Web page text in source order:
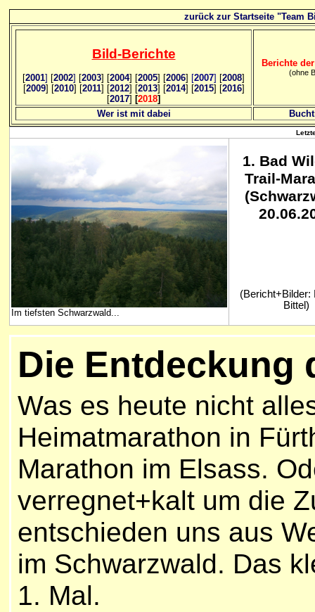
zurück zur Startseite "Team
Bild-Berichte
[2001] [2002] [2003] [2004] [2005] [2006] [2007] [2008]
[2009] [2010] [2011] [2012] [2013] [2014] [2015] [2016]
[2017] [2018]
Berichte
(ohne
Wer ist mit dabei
Im tiefsten Schwarzwald...
1. Bad
Trail-
(Bericht+Bilder:
Bittel)
Die Entdeckung
Was es heute nicht
Heimatmarathon in
Marathon im Elsass.
verregnet+kalt um die
entschieden uns aus
im Schwarzwald. Das
1. Mal.